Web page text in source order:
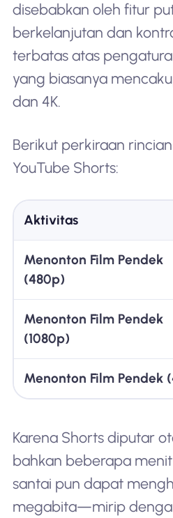
disebabkan oleh fitur
berkelanjutan dan
terbatas atas
yang biasanya
dan 4K.
Berikut perkiraan
YouTube Shorts:
Aktivitas
Menonton Film Pendek
(480p)
Menonton Film Pendek
(1080p)
Menonton Film Pendek
Karena Shorts diputar
bahkan beberapa
santai pun dapat
megabita—mirip